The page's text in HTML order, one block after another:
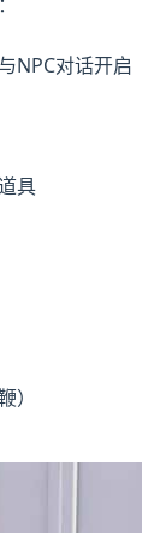
NPC对话开启
具